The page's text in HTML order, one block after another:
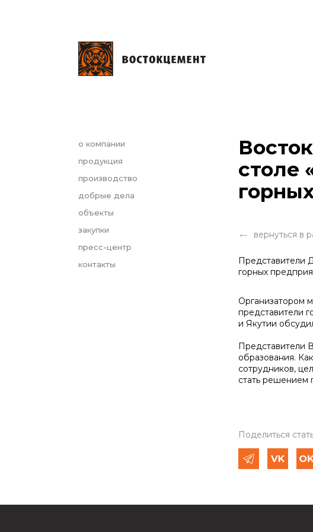
о компании
продукция
производство
добрые дела
объекты
закупки
пресс-центр
контакты
столе
вернуться в
Представители
горных
Организатором
представители
и Якутии
Представители
образования.
сотрудников,
стать решением
Поделиться